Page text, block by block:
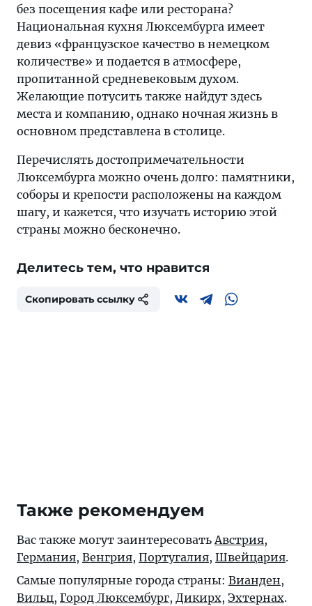
без посещения кафе или ресторана?
Национальная кухня Люксембурга имеет
девиз «французское качество в немецком
количестве» и подается в атмосфере,
пропитанной средневековым духом.
Желающие потусить также найдут здесь
места и компанию, однако ночная жизнь в
основном представлена в столице.
Перечислять достопримечательности
Люксембурга можно очень долго: памятники,
соборы и крепости расположены на каждом
шагу, и кажется, что изучать историю этой
страны можно бесконечно.
Делитесь тем, что нравится
Скопировать ссылку
Также рекомендуем
Вас также могут заинтересоватьАвстрия,
Германия, Венгрия, Португалия, Швейцария.
Самые популярные города страны: Вианден,
Вильц, Город Люксембург, Дикирх, Эхтернах.